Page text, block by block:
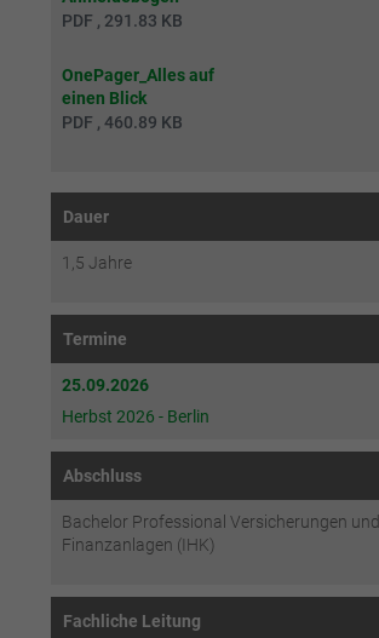
PDF , 291.83 KB
OnePager_Alles auf
einen Blick
PDF , 460.89 KB
Dauer
1,5 Jahre
Termine
25.09.2026
Herbst 2026 - Berlin
Abschluss
Bachelor Professional Versicherungen und
Finanzanlagen (IHK)
Fachliche Leitung